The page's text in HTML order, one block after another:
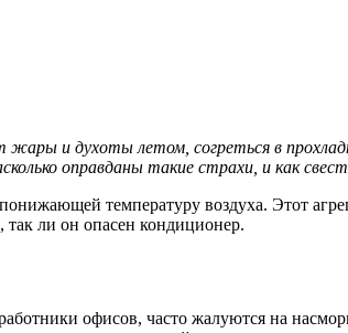
жары и духоты летом, согреться в
оправданы такие страхи, и как
температуру воздуха. Этот
ли он опасен кондиционер.
офисов, часто жалуются на